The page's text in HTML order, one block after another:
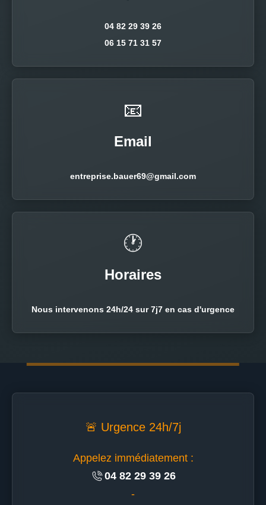
04 82 29 39 26
06 15 71 31 57
📧
Email
entreprise.bauer69@gmail.com
🕐
Horaires
Nous intervenons 24h/24 sur 7j7 en cas d'urgence
🚨 Urgence 24h/7j
Appelez immédiatement :
04 82 29 39 26
-